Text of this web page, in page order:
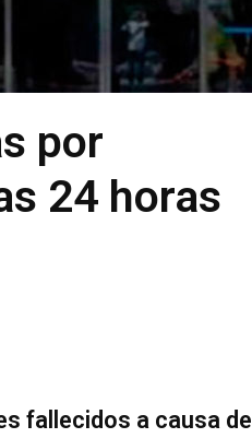
por
24 horas
fallecidos a causa del